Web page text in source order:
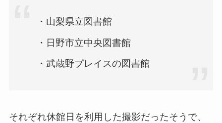
・山梨県立図書館
・日野市立中央図書館
・武蔵野プレイスの図書館
それぞれ休館日を利用した撮影だったそうで、